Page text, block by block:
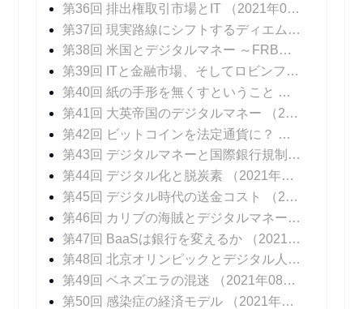
第36回 排出権取引市場とIT
（2021年05月19日 掲載）
第37回 現実路線にシフトするディエム
（2021年
第38回 米国とデジタルマネー ～FRBパウエル議長のメッセージ
第39回 ITと金融市場、そしてロビンフッド
第40回 紙の手形を無くすということ
（2021年06
第41回 大英帝国のデジタルマネー
（2021年06月23日 掲載）
第42回 ビットコインを法定通貨に？
（2021年06
第43回 デジタルマネーと国際銀行規制
（2021年
第44回 デジタル化と脱炭素
（2021年07月14日 掲載）
第45回 デジタル時代の送金コスト
（2021年07月21日 掲載）
第46回 カリブの海賊とデジタルマネー
（2021年
第47回 BaaSは銀行を変えるか
（2021年08月04日 掲載）
第48回 北京オリンピックとデジタル人民元
第49回 ベネズエラの混迷
（2021年08月25日 掲載）
第50回 感染症の経済モデル
（2021年09月01日 掲載）